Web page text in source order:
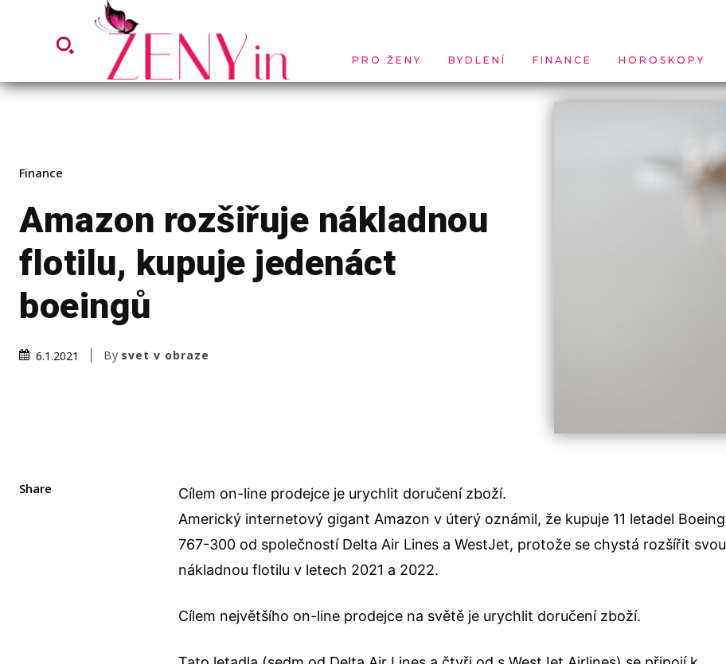
PRO ŽENY BYDLENÍ FINANCE HOROSKOPY
Finance
Amazon rozšiřuje nákladnou
flotilu, kupuje jedenáct
boeingů
6.1.2021 By svet v obraze
Share
Cílem on-line prodejce je urychlit doručení zboží.
Americký internetový gigant Amazon v úterý oznámil, že kupuje 11 letadel Boeing
767-300 od společností Delta Air Lines a WestJet, protože se chystá rozšířit svou
nákladnou flotilu v letech 2021 a 2022.
Cílem největšího on-line prodejce na světě je urychlit doručení zboží.